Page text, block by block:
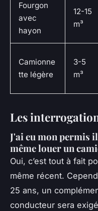
Fourgon
avec
hayon
12-15
m³
Camionne
tte légère
3-5
m³
Les
J'ai eu mon permis
même louer un
Oui, c’est tout à fait
même récent.
25 ans, un
conducteur sera